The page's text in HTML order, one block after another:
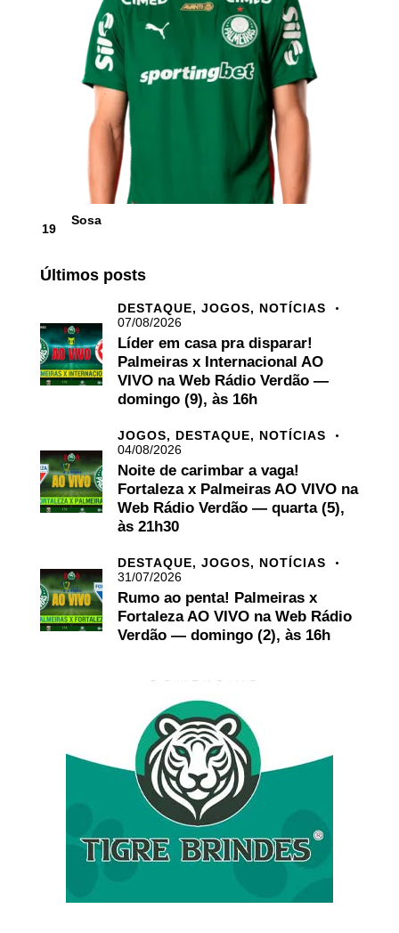
19
Sosa
Últimos posts
DESTAQUE, JOGOS, NOTÍCIAS
07/08/2026
Líder em casa pra disparar!
Palmeiras x Internacional AO
VIVO na Web Rádio Verdão —
domingo (9), às 16h
JOGOS, DESTAQUE, NOTÍCIAS
04/08/2026
Noite de carimbar a vaga!
Fortaleza x Palmeiras AO VIVO na
Web Rádio Verdão — quarta (5),
às 21h30
DESTAQUE, JOGOS, NOTÍCIAS
31/07/2026
Rumo ao penta! Palmeiras x
Fortaleza AO VIVO na Web Rádio
Verdão — domingo (2), às 16h